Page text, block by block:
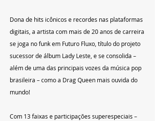
Dona de hits icônicos e recordes nas plataformas
digitais, a artista com mais de 20 anos de carreira
se joga no funk em Futuro Fluxo, título do projeto
sucessor de álbum Lady Leste, e se consolida –
além de uma das principais vozes da música pop
brasileira – como a Drag Queen mais ouvida do
mundo!
Com 13 faixas e participações superespeciais –